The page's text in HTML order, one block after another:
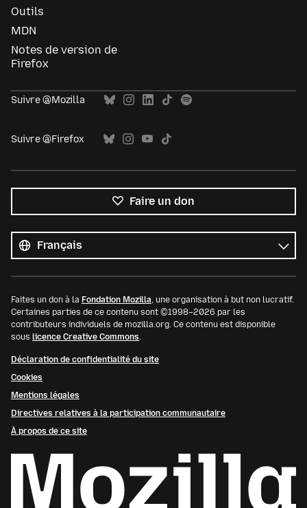
Outils
MDN
Notes de version de
Firefox
Suivre @Mozilla
Suivre @Firefox
Faire un don
les
langues
Langue
Faites un don à la Fondation Mozilla , une organisation à but non lucratif.
Certaines parties de ce contenu sont ©1998–2026 par les
contributeurs individuels de mozilla.org. Ce contenu est disponible
sous licence Creative Commons
Déclaration de confidentialité du site
Cookies
Mentions légales
Directives relatives à la participation communautaire
À propos de ce site